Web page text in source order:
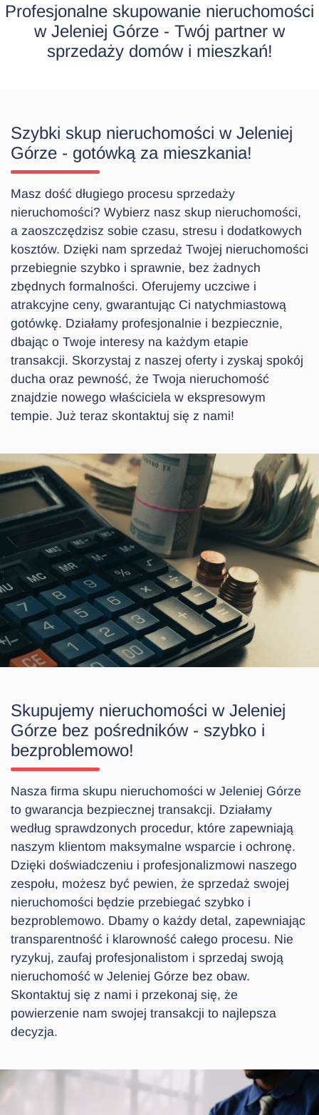
Profesjonalne skupowanie nieruchomości
w Jeleniej Górze - Twój partner w
sprzedaży domów i mieszkań!
Szybki skup nieruchomości w Jeleniej
Górze - gotówką za mieszkania!
Masz dość długiego procesu sprzedaży
nieruchomości? Wybierz nasz skup nieruchomości,
a zaoszczędzisz sobie czasu, stresu i dodatkowych
kosztów. Dzięki nam sprzedaż Twojej nieruchomości
przebiegnie szybko i sprawnie, bez żadnych
zbędnych formalności. Oferujemy uczciwe i
atrakcyjne ceny, gwarantując Ci natychmiastową
gotówkę. Działamy profesjonalnie i bezpiecznie,
dbając o Twoje interesy na każdym etapie
transakcji. Skorzystaj z naszej oferty i zyskaj spokój
ducha oraz pewność, że Twoja nieruchomość
znajdzie nowego właściciela w ekspresowym
tempie. Już teraz skontaktuj się z nami!
Skupujemy nieruchomości w Jeleniej
Górze bez pośredników - szybko i
bezproblemowo!
Nasza firma skupu nieruchomości w Jeleniej Górze
to gwarancja bezpiecznej transakcji. Działamy
według sprawdzonych procedur, które zapewniają
naszym klientom maksymalne wsparcie i ochronę.
Dzięki doświadczeniu i profesjonalizmowi naszego
zespołu, możesz być pewien, że sprzedaż swojej
nieruchomości będzie przebiegać szybko i
bezproblemowo. Dbamy o każdy detal, zapewniając
transparentność i klarowność całego procesu. Nie
ryzykuj, zaufaj profesjonalistom i sprzedaj swoją
nieruchomość w Jeleniej Górze bez obaw.
Skontaktuj się z nami i przekonaj się, że
powierzenie nam swojej transakcji to najlepsza
decyzja.